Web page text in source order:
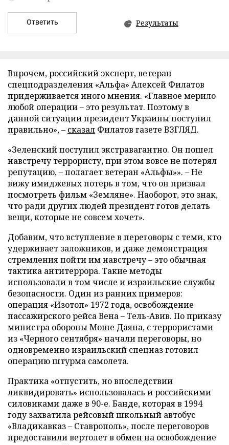
Ответить Результаты
Впрочем, российский эксперт, ветеран
спецподразделения «Альфа» Алексей Филатов
придерживается иного мнения. «Главное мерило
любой операции – это результат. Поэтому в
данной ситуации президент Украины поступил
правильно», – сказал Филатов газете ВЗГЛЯД.
«Зеленский поступил экстравагантно. Он пошел
навстречу террористу, при этом вовсе не потерял
репутацию, – полагает ветеран «Альфы»». – Не
вижу имиджевых потерь в том, что он призвал
посмотреть фильм «Земляне». Наоборот, это знак,
что ради других людей президент готов делать
вещи, которые не совсем хочет».
Добавим, что вступление в переговоры с теми, кто
удерживает заложников, и даже демонстрация
стремления пойти им навстречу – это обычная
тактика антитеррора. Такие методы
использовали в том числе и израильские службы
безопасности. Один из ранних примеров:
операция «Изотоп» 1972 года, освобождение
пассажирского рейса Вена – Тель-Авив. По приказу
министра обороны Моше Даяна, с террористами
из «Черного сентября» начали переговоры, но
одновременно израильский спецназ готовил
операцию штурма самолета.
Практика «отпустить, но впоследствии
ликвидировать» использовалась и российскими
силовиками даже в 90-е. Банде, которая в 1994
году захватила рейсовый школьный автобус
«Владикавказ – Ставрополь», после переговоров
предоставили вертолет в обмен на освобождение